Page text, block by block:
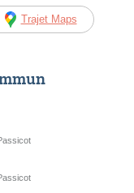
Trajet Maps